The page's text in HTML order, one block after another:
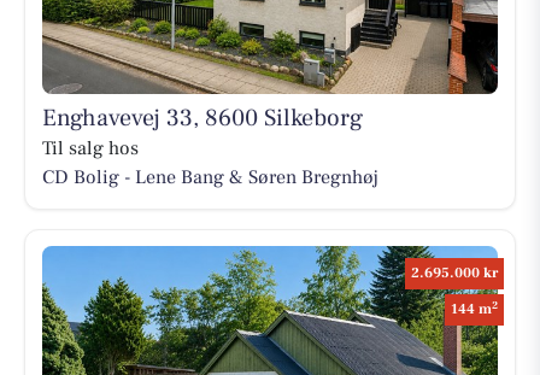
Enghavevej 33, 8600 Silkeborg
Til salg hos
CD Bolig - Lene Bang & Søren Bregnhøj
2.695.000 kr
144 m2